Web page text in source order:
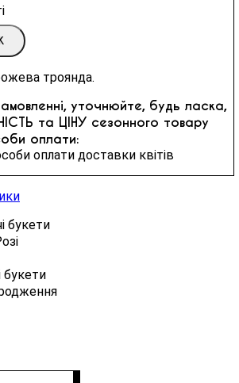
троянда.
уточнюйте, будь ласка,
та ЦІНУ сезонного товару
оплати:
букети
букети